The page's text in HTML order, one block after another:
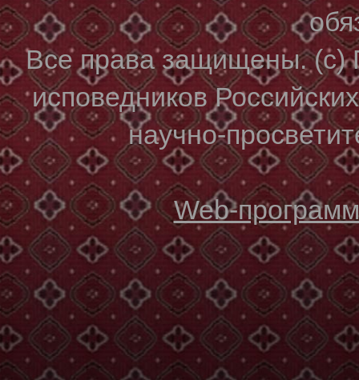
Все права защищены. (с)
исповедников
научно-
Web-